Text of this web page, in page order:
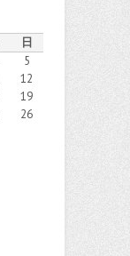
日
5
12
19
26